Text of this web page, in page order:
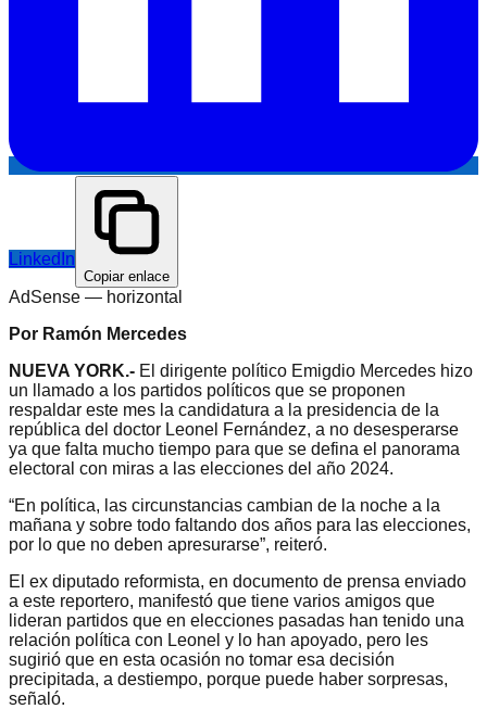
LinkedIn
Copiar enlace
AdSense — horizontal
Por Ramón Mercedes
NUEVA YORK.- El dirigente político Emigdio Mercedes hizo
un llamado a los partidos políticos que se proponen
respaldar este mes la candidatura a la presidencia de la
república del doctor Leonel Fernández, a no desesperarse
ya que falta mucho tiempo para que se defina el panorama
electoral con miras a las elecciones del año 2024.
“En política, las circunstancias cambian de la noche a la
mañana y sobre todo faltando dos años para las elecciones,
por lo que no deben apresurarse”, reiteró.
El ex diputado reformista, en documento de prensa enviado
a este reportero, manifestó que tiene varios amigos que
lideran partidos que en elecciones pasadas han tenido una
relación política con Leonel y lo han apoyado, pero les
sugirió que en esta ocasión no tomar esa decisión
precipitada, a destiempo, porque puede haber sorpresas,
señaló.